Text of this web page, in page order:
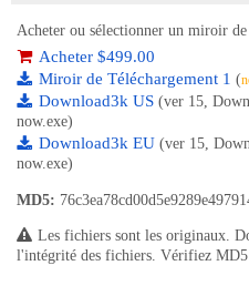
Acheter ou sélectionner un miroir de
Acheter $499.00
Miroir de Téléchargement 1 (
Download3k US (ver 15,
now.exe)
Download3k EU (ver 15,
now.exe)
MD5:
Les fichiers sont les originaux.
l'intégrité des fichiers. Vérifiez